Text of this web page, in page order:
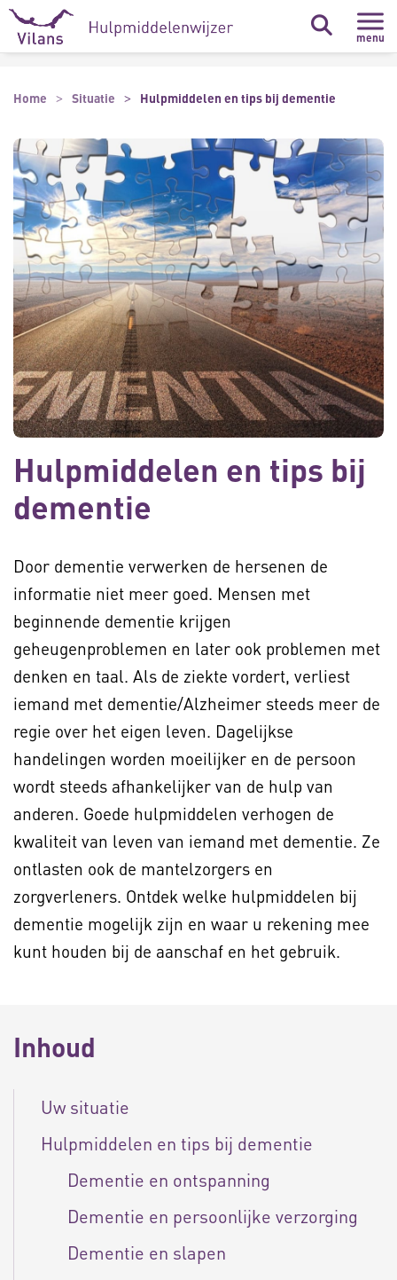
Naar hoofdinhoud
Naar footer
menu
Home Situatie Hulpmiddelen en tips bij dementie
Hulpmiddelen en tips bij
dementie
Door dementie verwerken de hersenen de
informatie niet meer goed. Mensen met
beginnende dementie krijgen
geheugenproblemen en later ook problemen met
denken en taal. Als de ziekte vordert, verliest
iemand met dementie/Alzheimer steeds meer de
regie over het eigen leven. Dagelijkse
handelingen worden moeilijker en de persoon
wordt steeds afhankelijker van de hulp van
anderen. Goede hulpmiddelen verhogen de
kwaliteit van leven van iemand met dementie. Ze
ontlasten ook de mantelzorgers en
zorgverleners. Ontdek welke hulpmiddelen bij
dementie mogelijk zijn en waar u rekening mee
kunt houden bij de aanschaf en het gebruik.
Inhoud
Uw situatie
Hulpmiddelen en tips bij dementie
Dementie en ontspanning
Dementie en persoonlijke verzorging
Dementie en slapen